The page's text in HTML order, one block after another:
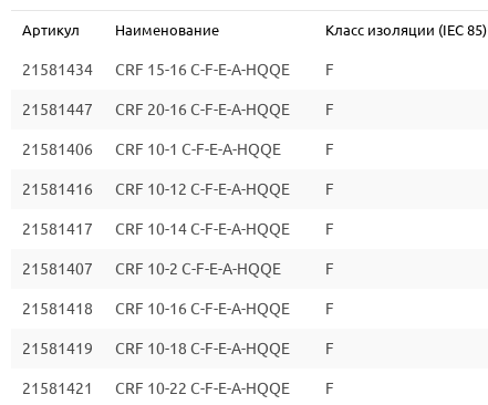
Артикул Наименование Класс изоляции (IEC 85)
21581434 CRF 15-16 C-F-E-A-HQQE F
21581447 CRF 20-16 C-F-E-A-HQQE F
21581406 CRF 10-1 C-F-E-A-HQQE F
21581416 CRF 10-12 C-F-E-A-HQQE F
21581417 CRF 10-14 C-F-E-A-HQQE F
21581407 CRF 10-2 C-F-E-A-HQQE F
21581418 CRF 10-16 C-F-E-A-HQQE F
21581419 CRF 10-18 C-F-E-A-HQQE F
21581421 CRF 10-22 C-F-E-A-HQQE F